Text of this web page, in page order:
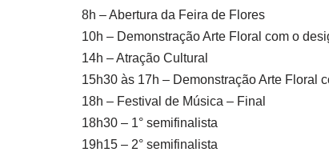
8h – Abertura da Feira de Flores
10h – Demonstração Arte Floral com o
14h – Atração Cultural
15h30 às 17h – Demonstração Arte Floral
18h – Festival de Música – Final
18h30 – 1° semifinalista
19h15 – 2° semifinalista